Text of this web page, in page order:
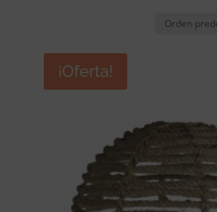
¡Oferta!